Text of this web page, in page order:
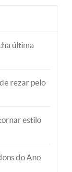
última
rezar pelo
estilo
do Ano